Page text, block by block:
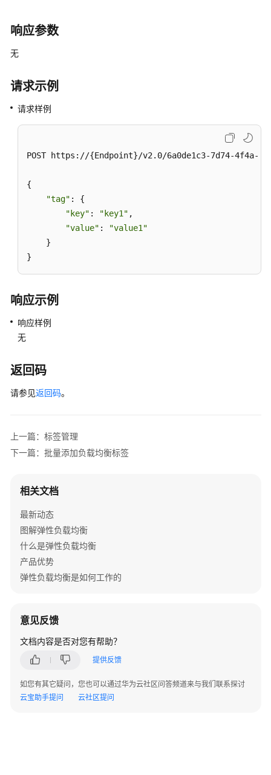
负
标
添
载
询
单
的
集
合
询
负
载
衡
签
集
根
据
响应参数
无
请求示例
请求样例
POST https://{Endpoint}/v2.0/6a0de1c3-7d74-4f4a-
{
"tag" : {
"key" : "key1" ,
"value" :
"value1"
    }
}
响应示例
响应样例
无
返回码
请参见返回码。
上一篇：标签管理
下一篇：批量添加负载均衡标签
相关文档
最新动态
图解弹性负载均衡
什么是弹性负载均衡
产品优势
弹性负载均衡是如何工作的
意见反馈
文档内容是否对您有帮助？
提供反馈
如您有其它疑问，您也可以通过华为云社区问答频道来与我们联系探讨
云宝助手提问
云社区提问